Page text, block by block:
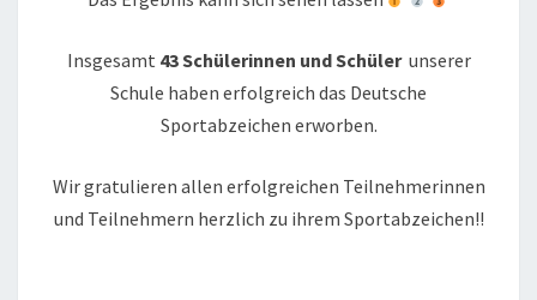
Insgesamt 43 Schülerinnen und Schüler unserer
Schule haben erfolgreich das Deutsche
Sportabzeichen erworben.
Wir gratulieren allen erfolgreichen Teilnehmerinnen
und Teilnehmern herzlich zu ihrem Sportabzeichen!!